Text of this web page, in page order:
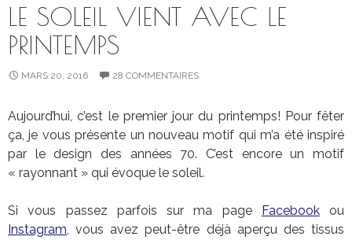
LE SOLEIL VIENT AVEC LE
PRINTEMPS
MARS 20, 2016 28 COMMENTAIRES
Aujourd’hui, c’est le premier jour du printemps! Pour fêter
ça, je vous présente un nouveau motif qui m’a été inspiré
par le design des années 70. C’est encore un motif
« rayonnant » qui évoque le soleil.
Si vous passez parfois sur ma page Facebookou
Instagram, vous avez peut-être déjà aperçu des tissus